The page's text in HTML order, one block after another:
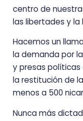
centro de
las libertades y la
Hacemos un
la demanda por
y presas políticas
la restitución de
menos a 500
Nunca más